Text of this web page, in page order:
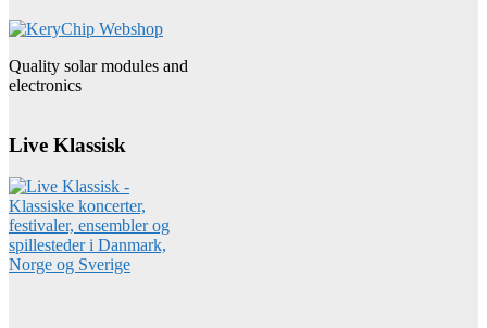
Quality solar modules and
electronics
Live Klassisk